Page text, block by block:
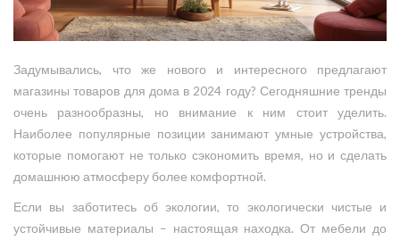
Задумывались, что же нового и интересного предлагают
магазины товаров для дома в 2024 году? Сегодняшние тренды
очень разнообразны, но внимание к ним стоит уделить.
Наиболее популярные позиции занимают умные устройства,
которые помогают не только сэкономить время, но и сделать
домашнюю атмосферу более комфортной.
Если вы заботитесь об экологии, то экологически чистые и
устойчивые материалы – настоящая находка. От мебели до